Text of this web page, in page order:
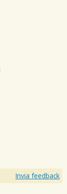
Invia feedback